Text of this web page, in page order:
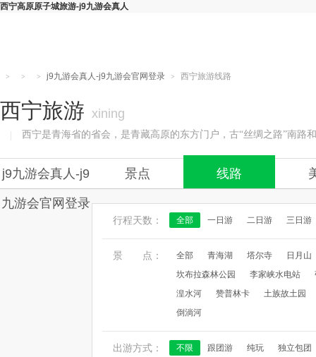
西宁高原原子城旅游-j9九游会真人
> > > j9九游会真人-j9九游会官网登录 > 西宁旅游线路
西宁旅游 xining
西宁是青海省的省会，是青藏高原的东方门户，古“丝绸之路”南路
j9九游会真人-j9
九游会官网登录
景点 线路
行程天数： 全部 一日游 二日游 三日游
景 点： 全部 青海湖 塔尔寺
日月山
坎布拉森林公园
李家峡水电站
湟水河
赞普林卡
土族故土园
倒淌河
出游方式： 不限 跟团游 纯玩 独立包团